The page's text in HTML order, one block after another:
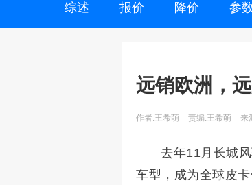
综述 报价 降价 参
远销欧洲，
作者:王希萌 责编:王希萌 来
去年11月长城
车型 ，成为全球皮